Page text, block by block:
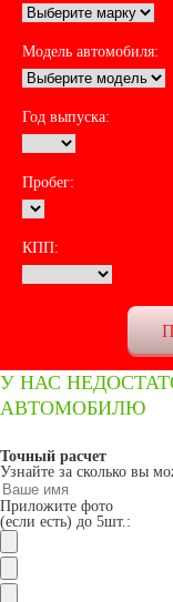
Модель автомобиля:
Год выпуска:
Пробег:
КПП:
У НАС
АВТОМОБИЛЮ
Точный расчет
Узнайте за сколько вы
Приложите фото
(если есть) до 5шт.: